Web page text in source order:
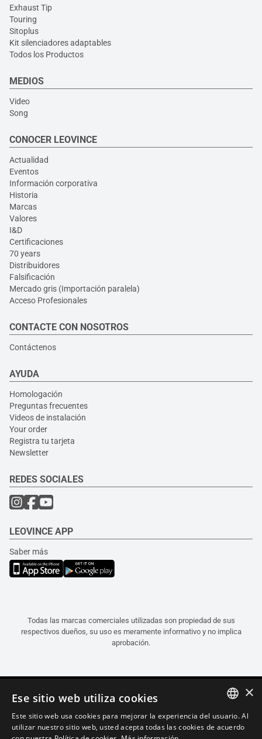
Exhaust Tip
Touring
Sitoplus
Kit silenciadores adaptables
Todos los Productos
MEDIOS
Video
Song
CONOCER LEOVINCE
Actualidad
Eventos
Información corporativa
Historia
Marcas
Valores
I&D
Certificaciones
70 years
Distribuidores
Falsificación
Mercado gris (Importación paralela)
Acceso Profesionales
CONTACTE CON NOSOTROS
Contáctenos
AYUDA
Homologación
Preguntas frecuentes
Videos de instalación
Your order
Registra tu tarjeta
Newsletter
REDES SOCIALES
LEOVINCE APP
Saber más
Todas las marcas comerciales utilizadas son propiedad de sus
respectivos dueños, su uso es meramente informativo y no implica
aprobación.
ITALIAN
×
Ese sitio web utiliza cookies
Este sitio web usa cookies para mejorar la experiencia del usuario. Al
utilizar nuestro sitio web, usted acepta todas las cookies de acuerdo